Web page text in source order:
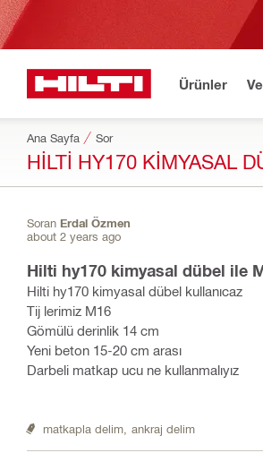
Ürünler
Ana Sayfa Sor
HILTI HY170 KIMYASAL
Soran Erdal Özmen
about 2 years ago
Hilti
Hilti hy170 kimyasal dübel kullanıcaz
Tij lerimiz M16
Gömülü derinlik 14 cm
Yeni beton 15-20 cm arası
Darbeli matkap ucu ne kullanmalıyız
matkapla delim, ankraj delim